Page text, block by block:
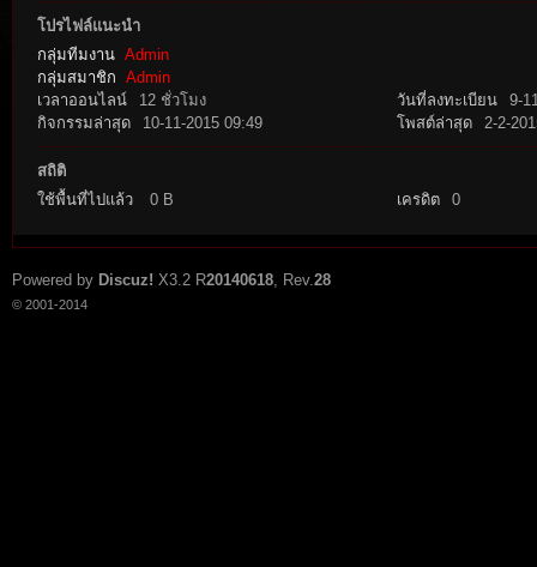
tat
โปรไฟล์แนะนำ
กลุ่มทีมงาน Admin
กลุ่มสมาชิก Admin
เวลาออนไลน์
12 ชั่วโมง วันที่ลงทะเบียน
9-
กิจกรรมล่าสุด
10-11-2015 09:49 โพสต์ล่าสุด 2-2-
สถิติ
ใช้พื้นที่ไปแล้ว
0 B เครดิต 0
Powered by Discuz! X3.2 R20140618, Rev.28
© 2001-2014